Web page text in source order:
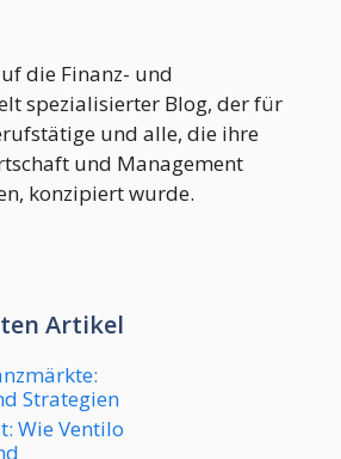
die Finanz- und
spezialisierter Blog, der für
und alle, die ihre
und Management
konzipiert wurde.
Artikel
Strategien
Wie Ventilo